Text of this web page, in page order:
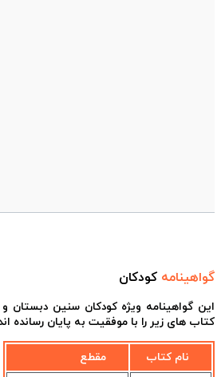
گواهینامه کودکان
این گواهینامه ویژه کودکان سنین
کتاب های زیر را با موفقیت به پایان رسانده
نام کتاب
مقطع